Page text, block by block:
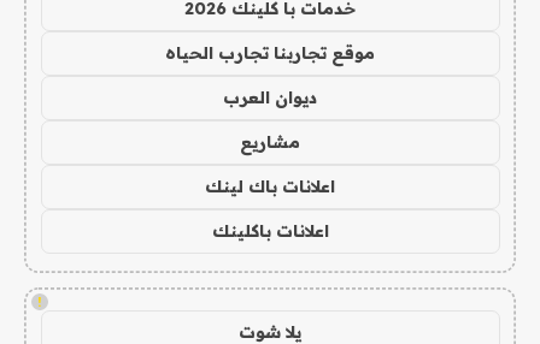
خدمات با كلينك 2026
موقع تجاربنا تجارب الحياه
ديوان العرب
مشاريع
اعلانات باك لينك
اعلانات باكلينك
!
يلا شوت